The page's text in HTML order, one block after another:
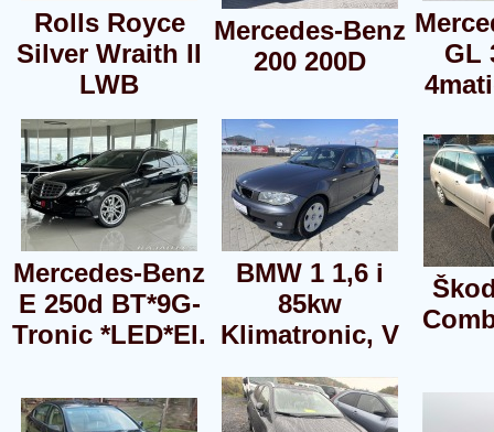
Rolls Royce
Silver Wraith II
LWB
Mercedes-Benz
200 200D
GL
Mercedes-Benz
E 250d BT*9G-
Tronic *LED*El.
BMW 1 1,6 i
85kw
Klimatronic, V